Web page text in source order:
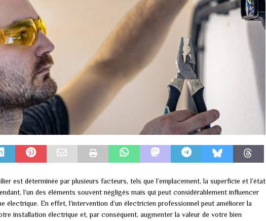
est déterminée par plusieurs facteurs, tels que l’emplacement, la superficie et l’état
l’un des éléments souvent négligés mais qui peut considérablement influencer
électrique. En effet, l’intervention d’un électricien professionnel peut améliorer la
installation électrique et, par conséquent, augmenter la valeur de votre bien